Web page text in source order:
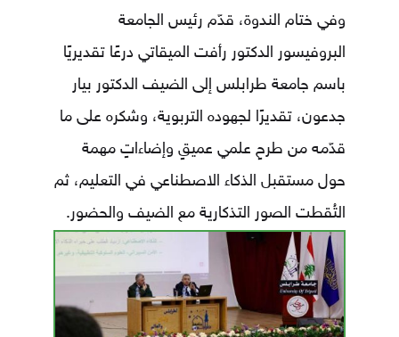
وفي ختام الندوة، قدّم رئيس الجامعة
البروفيسور الدكتور رأفت الميقاتي درعًا تقديريًا
باسم جامعة طرابلس إلى الضيف الدكتور بيار
جدعون، تقديرًا لجهوده التربوية، وشكره على ما
قدّمه من طرحٍ علمي عميقٍ وإضاءاتٍ مهمة
حول مستقبل الذكاء الاصطناعي في التعليم، ثم
التُقطت الصور التذكارية مع الضيف والحضور.